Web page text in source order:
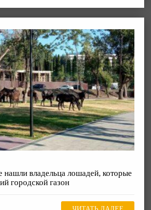
нашли владельца лошадей, которые
городской газон